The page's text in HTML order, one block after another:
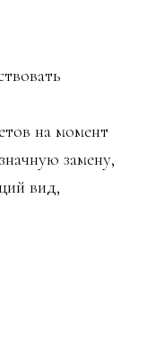
на момент
замену,
вид,